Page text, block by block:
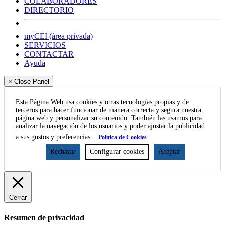
DIRECTORIO
myCEI (área privada)
SERVICIOS
CONTACTAR
Ayuda
× Close Panel
Esta Página Web usa cookies y otras tecnologías propias y de
terceros para hacer funcionar de manera correcta y segura nuestra
página web y personalizar su contenido. También las usamos para
analizar la navegación de los usuarios y poder ajustar la publicidad
a sus gustos y preferencias.
Política de Cookies
Rechazar Configurar cookies Aceptar
Cerrar
Resumen de privacidad